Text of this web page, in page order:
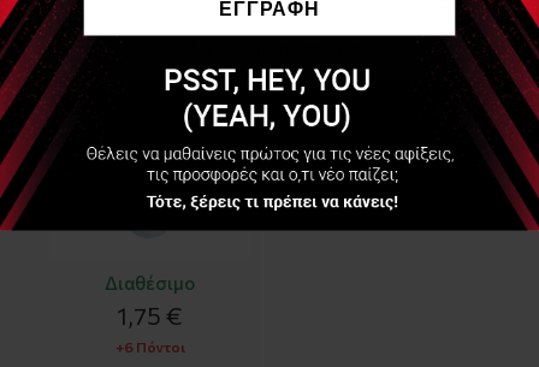
μπουκάλι με πόμα
260ml - Μπλε
Διαθέσιμο
1,75 €
+6 Πόντοι
ΕΓΓΡΑΦΗ